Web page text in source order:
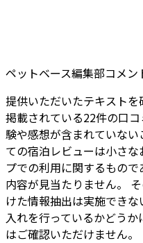
ペットベース編集部コメン
提供いただいたテキスト
掲載されている22件の口
験や感想が含まれていな
ての宿泊レビューは小さ
プでの利用に関するもの
内容が見当たりません。
けた情報抽出は実施でき
入れを行っているかどう
はご確認いただけません。